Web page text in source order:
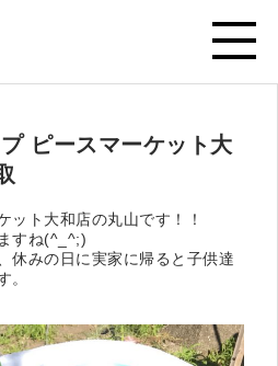
ピースマーケット大
ット大和店の丸山です！！
すね(^_^;)
休みの日に実家に帰ると子供達
。